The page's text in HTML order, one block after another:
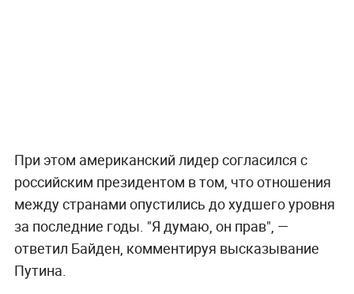
При этом американский лидер согласился с
российским президентом в том, что отношения
между странами опустились до худшего уровня
за последние годы. "Я думаю, он прав", —
ответил Байден, комментируя высказывание
Путина.